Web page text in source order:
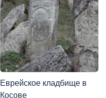
Еврейское кладбище в
Косове